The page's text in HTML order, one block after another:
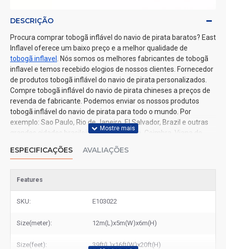
DESCRIÇÃO
Procura comprar tobogã inflável do navio de pirata baratos? East
Inflavel oferece um baixo preço e a melhor qualidade de
tobogã inflavel
. Nós somos os melhores fabricantes de tobogã
inflavel e temos recebido elogios de nossos clientes. Fornecedor
de produtos tobogã inflável do navio de pirata personalizados.
Compre tobogã inflável do navio de pirata chineses a preços de
revenda de fabricante. Podemos enviar os nossos produtos
tobogã inflável do navio de pirata para todo o mundo. Por
exemplo: Sao Paulo, Rio de Janeiro, El Salvador, Brazil e outras
grandes cidades brasileiras, Lisboa, Porto, Coimbra, Viana do
ESPECIFICAÇÕES AVALIAÇÕES
Features
SKU: E103022
Size(meter): 12m(L)x5m(W)x6m(H)
Size(feet): 39ft(L)x16ft(W)x20ft(H)